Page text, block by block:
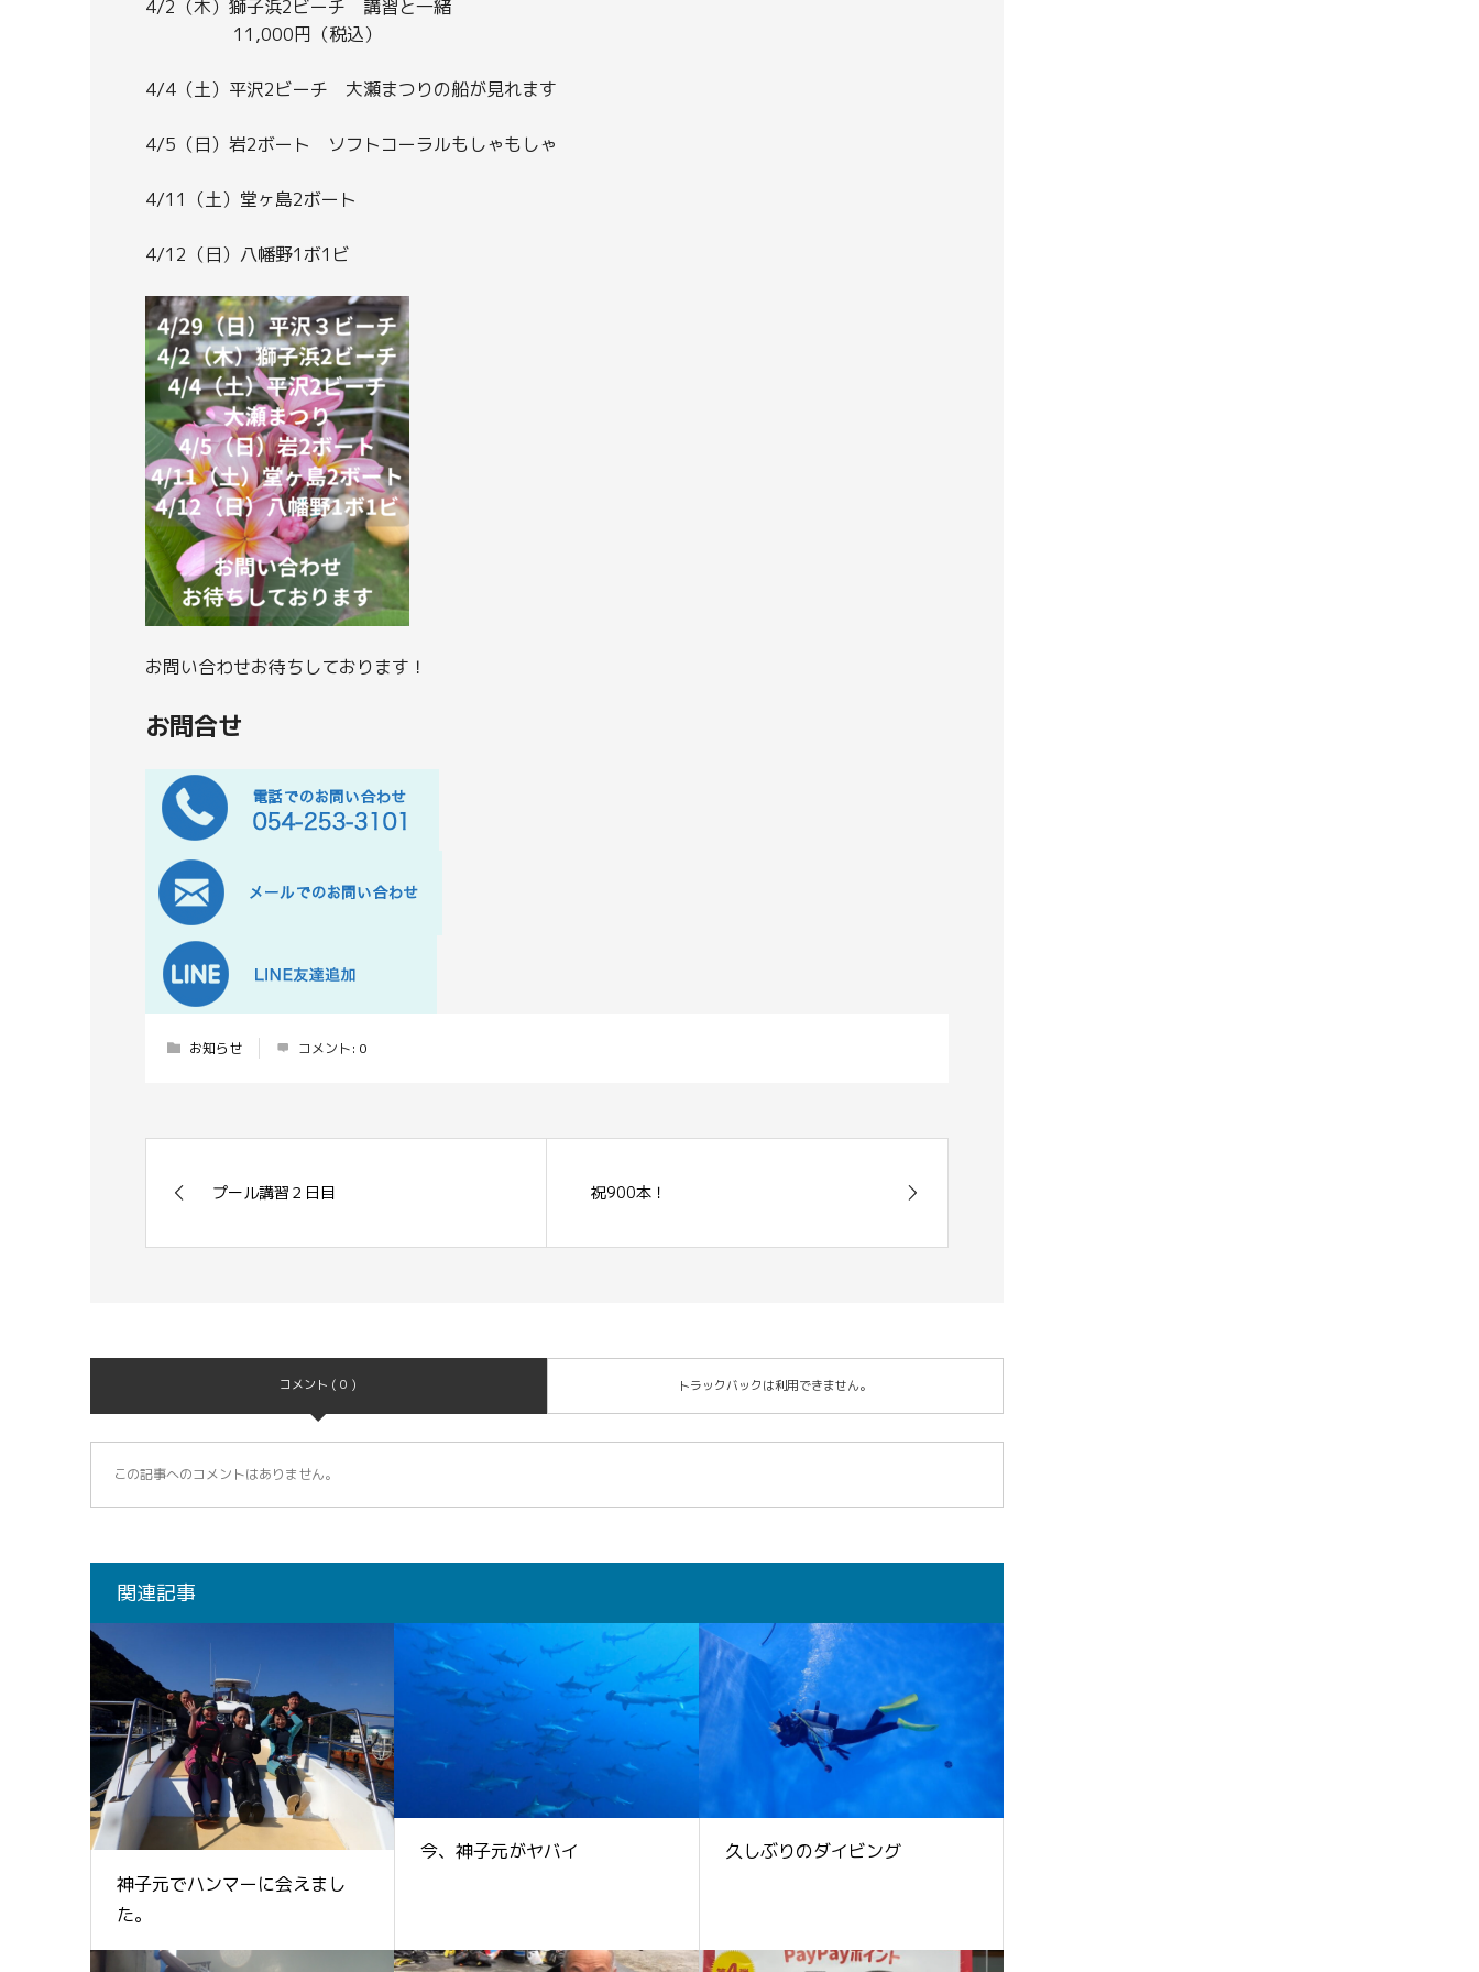
4/2（木）獅子浜2ビーチ 講習と一緒
11,000円（税込）
4/4（土）平沢2ビーチ 大瀬まつりの船が見れます
4/5（日）岩2ボート ソフトコーラルもしゃもしゃ
4/11（土）堂ヶ島2ボート
4/12（日）八幡野1ボ1ビ
お問い合わせお待ちしております！
お問合せ
お知らせ コメント: 0
プール講習２日目 祝900本！
コメント ( 0 ) トラックバックは利用できません。
この記事へのコメントはありません。
関連記事
神子元でハンマーに会えまし
た。
今、神子元がヤバイ 久しぶりのダイビング